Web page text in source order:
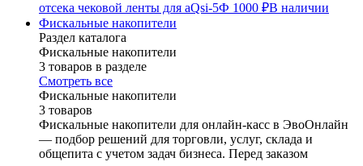
отсека чековой ленты для aQsi-5Ф 1000 ₽В наличии
Фискальные накопители
Раздел каталога
Фискальные накопители
3 товаров в разделе
Смотреть все
Фискальные накопители
3 товаров
Фискальные накопители для онлайн-касс в ЭвоОнлайн
— подбор решений для торговли, услуг, склада и
общепита с учетом задач бизнеса. Перед заказом